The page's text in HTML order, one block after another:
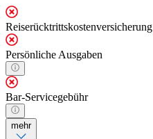
Reiserücktrittskostenversicherung
Persönliche Ausgaben
Bar-Servicegebühr
mehr